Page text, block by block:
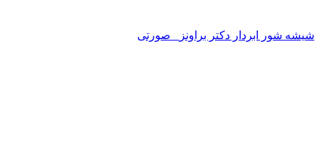
شیشه شور ابر‌دار دکتر براونز_ صورتی